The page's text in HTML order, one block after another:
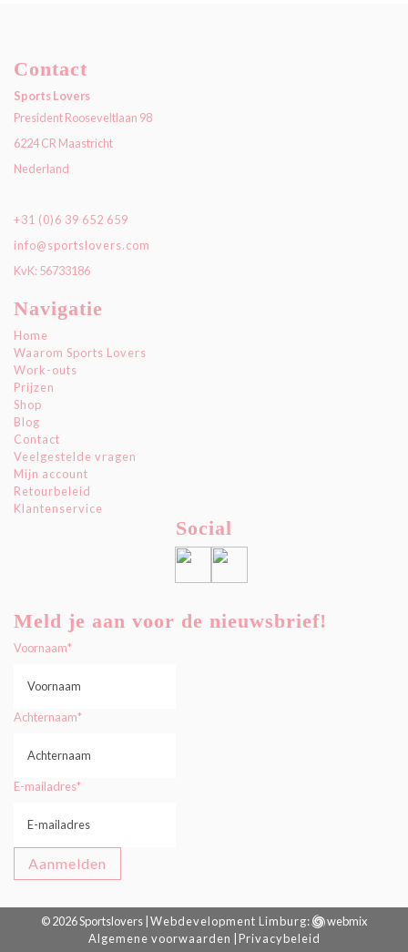
Contact
Sports Lovers
President Rooseveltlaan 98
6224 CR Maastricht
Nederland
+31 (0)6 39 652 659
info@sportslovers.com
KvK: 56733186
Navigatie
Home
Waarom Sports Lovers
Work-outs
Prijzen
Shop
Blog
Contact
Veelgestelde vragen
Mijn account
Retourbeleid
Klantenservice
Social
Meld je aan voor de nieuwsbrief!
Voornaam*
Achternaam*
E-mailadres*
© 2026 Sportslovers | Webdevelopment Limburg:
webmix
Algemene voorwaarden
Privacybeleid